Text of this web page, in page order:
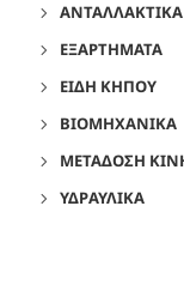
ΑΝΤΑΛΛΑΚΤΙΚΆ
ΕΞΑΡΤΉΜΑΤΑ
ΕΊΔΗ ΚΉΠΟΥ
ΒΙΟΜΗΧΑΝΙΚΆ
ΜΕΤΆΔΟΣΗ
ΥΔΡΑΥΛΙΚΆ